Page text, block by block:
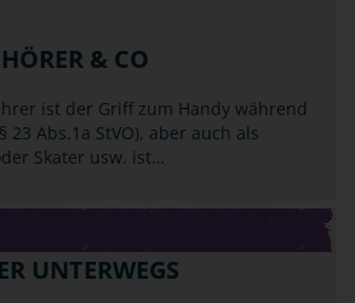
& CO
ist der Griff zum Handy während
23 Abs.1a StVO), aber auch als
Skater usw. ist…
UNTERWEGS